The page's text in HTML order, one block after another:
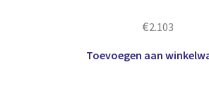
€2.103
Toevoegen aan